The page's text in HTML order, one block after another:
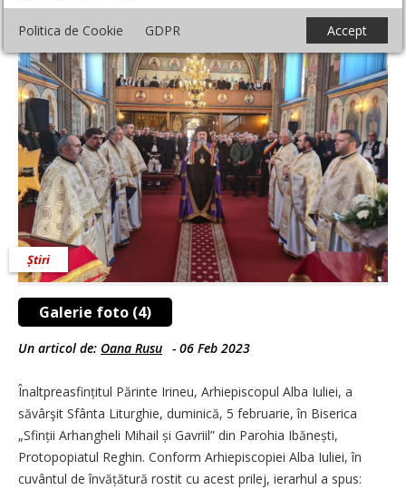
Politica de Cookie GDPR Accept
Galerie foto (4)
Știri
Un articol de: Oana Rusu - 06 Feb 2023
Înaltpreasfințitul Părinte Irineu, Arhiepiscopul Alba Iuliei, a
săvârşit Sfânta Liturghie, duminică, 5 februarie, în Biserica
„Sfinții Arhangheli Mihail și Gavriil” din Parohia Ibănești,
Protopopiatul Reghin. Conform Arhi­episcopiei Alba Iuliei, în
cuvântul de învățătură rostit cu acest prilej, ierarhul a spus: